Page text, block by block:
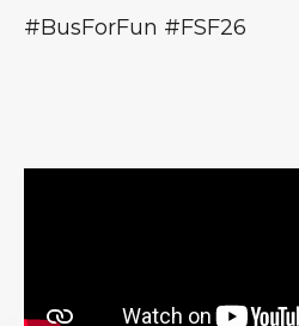
#BusForFun #FSF26